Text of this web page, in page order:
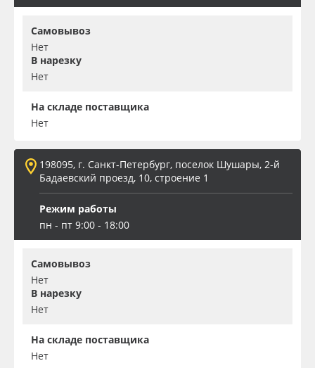
Самовывоз
Нет
В нарезку
Нет
На складе поставщика
Нет
198095, г. Санкт-Петербург, поселок Шушары, 2-й
Бадаевский проезд, 10, строение 1
Режим работы
пн - пт 9:00 - 18:00
Самовывоз
Нет
В нарезку
Нет
На складе поставщика
Нет